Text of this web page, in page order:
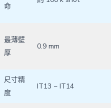
命
最薄壁
厚
0.9 mm
尺寸精
度
IT13 ~ IT14